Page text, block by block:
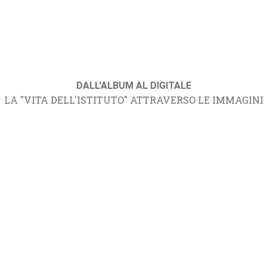
DALL'ALBUM AL DIGITALE
LA "VITA DELL'ISTITUTO" ATTRAVERSO LE IMMAGINI